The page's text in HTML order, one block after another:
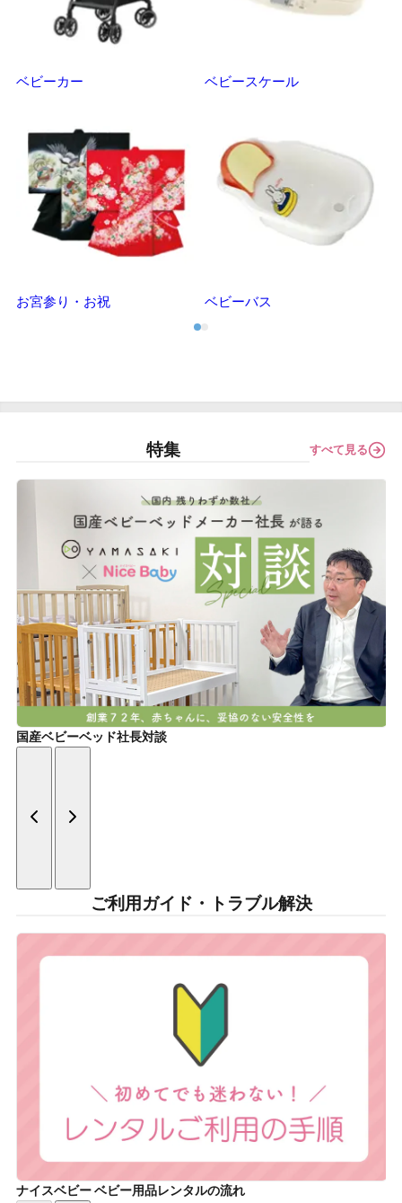
ベビーカー ベビースケール
お宮参り・お祝 ベビーバス
特集 すべて見る
国産ベビーベッド社長対談
ご利用ガイド・トラブル解決
ナイスベビー ベビー用品レンタルの流れ